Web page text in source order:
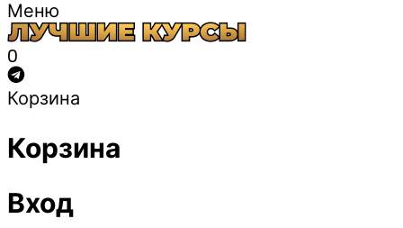
Меню
0
Корзина
Корзина
Вход